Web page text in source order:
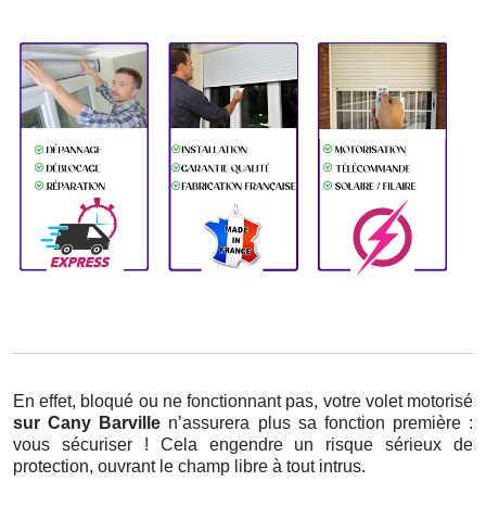
En effet, bloqué ou ne fonctionnant pas, votre volet motorisé
sur Cany Barville n’assurera plus sa fonction première :
vous sécuriser ! Cela engendre un risque sérieux de
protection, ouvrant le champ libre à tout intrus.